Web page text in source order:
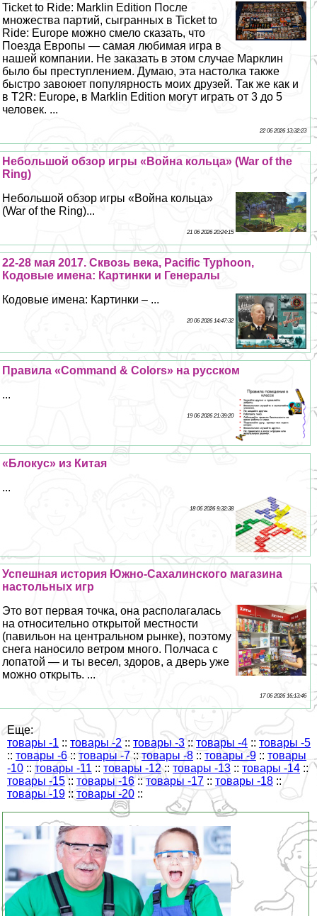
Ticket to Ride: Marklin Edition После
множества партий, сыгранных в Ticket to
Ride: Europe можно смело сказать, что
Поезда Европы — самая любимая игра в
нашей компании. Не заказать в этом случае Марклин
было бы преступлением. Думаю, эта настолка также
быстро завоюет популярность моих друзей. Так же как и
в T2R: Europe, в Marklin Edition могут играть от 3 до 5
человек. ...
22 06 2026 13:32:23
Небольшой обзор игры «Война кольца» (War of the
Ring)
Небольшой обзор игры «Война кольца»
(War of the Ring)...
21 06 2026 20:24:15
22-28 мая 2017. Сквозь века, Pacific Typhoon,
Кодовые имена: Картинки и Генералы
Кодовые имена: Картинки – ...
20 06 2026 14:47:32
Правила «Command & Colors» на русском
...
19 06 2026 21:39:20
«Блокус» из Китая
...
18 06 2026 9:32:38
Успешная история Южно-Сахалинского магазина
настольных игр
Это вот первая точка, она располагалась
на относительно открытой местности
(павильон на центральном рынке), поэтому
снега наносило ветром много. Полчаса с
лопатой — и ты весел, здоров, а дверь уже
можно открыть. ...
17 06 2026 16:13:46
Еще:
товары -1 :: товары -2 :: товары -3 :: товары -4 :: товары -5
:: товары -6 :: товары -7::товары -8 :: товары -9 :: товары
-10 :: товары -11 :: товары -12 :: товары -13 :: товары -14 ::
товары -15 :: товары -16::товары -17 :: товары -18 ::
товары -19 :: товары -20 ::